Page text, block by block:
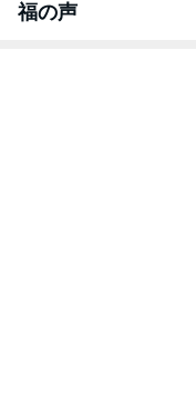
福の声